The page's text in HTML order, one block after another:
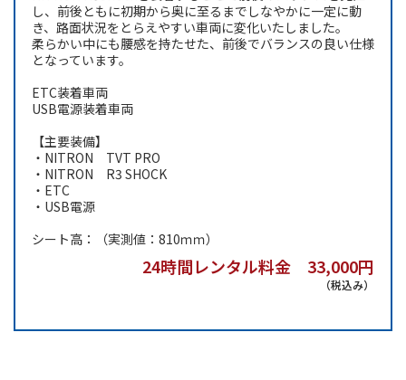
し、前後ともに初期から奥に至るまでしなやかに一定に動
き、路面状況をとらえやすい車両に変化いたしました。
柔らかい中にも腰感を持たせた、前後でバランスの良い仕様
となっています。
ETC装着車両
USB電源装着車両
【主要装備】
・NITRON TVT PRO
・NITRON R3 SHOCK
・ETC
・USB電源
シート高：（実測値：810ｍｍ）
24時間レンタル料金 33,000円
（税込み）